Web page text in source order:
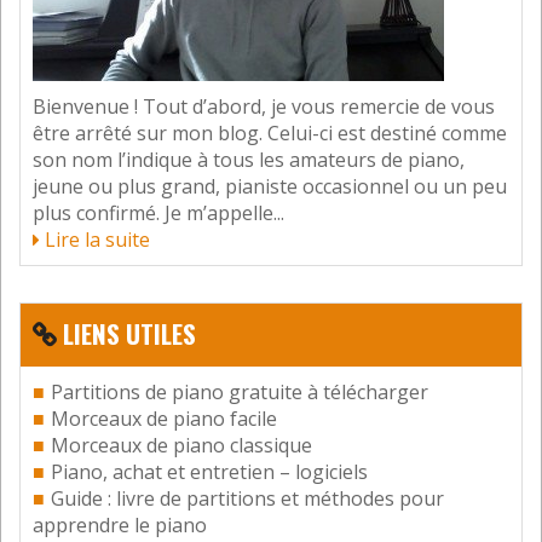
Bravo Benoît pour cet article que je
lis lors d’une petite pause.
Je suis encore plus que »
jours mon piano, en moyenne une à deux heures
par jour. Et j’hésite même à employer le verbe »
travailler » tellement j’ai de plaisir à jouer ! Ma ou
plutôt mes séances journalières me permettent
d’étudier le nouveau morceau donné par mon
professeur, mais aussi d’entretenir un choix d’une
j’avais étudiés. Cela m’ennuyait beaucoup de les
oublier tous. Et vraiment, j’ai de plus en plus de
professeur.
A chaque déplacement, mon clavier portable me suit
partout. Même peu de temps, j’essaie de jouer tous
les jours, même en vacances.
C’est exactement ça : « Faire du travail une source de
satisfaction » et forcément on y trouve du plaisir !
Bienvenue ! Tout d’abord, je vous remercie de vous
être arrêté sur mon blog. Celui-ci est destiné comme
son nom l’indique à tous les amateurs de piano,
jeune ou plus grand, pianiste occasionnel ou un peu
plus confirmé. Je m’appelle...
Lire la suite
LIENS UTILES
Partitions de piano gratuite à télécharger
Morceaux de piano facile
Morceaux de piano classique
Piano, achat et entretien – logiciels
Guide : livre de partitions et méthodes pour
apprendre le piano